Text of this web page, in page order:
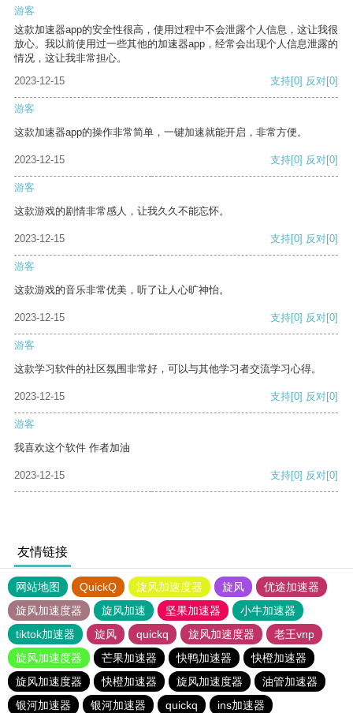
游客
这款加速器app的安全性很高，使用过程中不会泄露个人信息，这让我很
放心。我以前使用过一些其他的加速器app，经常会出现个人信息泄露的
情况，这让我非常担心。
2023-12-15
支持[0] 反对[0]
游客
这款加速器app的操作非常简单，一键加速就能开启，非常方便。
2023-12-15 支持[0] 反对[0]
游客
这款游戏的剧情非常感人，让我久久不能忘怀。
2023-12-15 支持[0] 反对[0]
游客
这款游戏的音乐非常优美，听了让人心旷神怡。
2023-12-15 支持[0] 反对[0]
游客
这款学习软件的社区氛围非常好，可以与其他学习者交流学习心得。
2023-12-15 支持[0] 反对[0]
游客
我喜欢这个软件 作者加油
2023-12-15 支持[0] 反对[0]
友情链接
网站地图 QuickQ 旋风加速度器 旋风
优途加速器
旋风加速度器
旋风加速 坚果加速器
小牛加速器
tiktok加速器
旋风 quickq 旋风加速度器
老王vnp
旋风加速度器
芒果加速器 快鸭加速器
快橙加速器
旋风加速度器
快橙加速器 旋风加速度器
油管加速器
银河加速器
银河加速器 quickq ins加速器